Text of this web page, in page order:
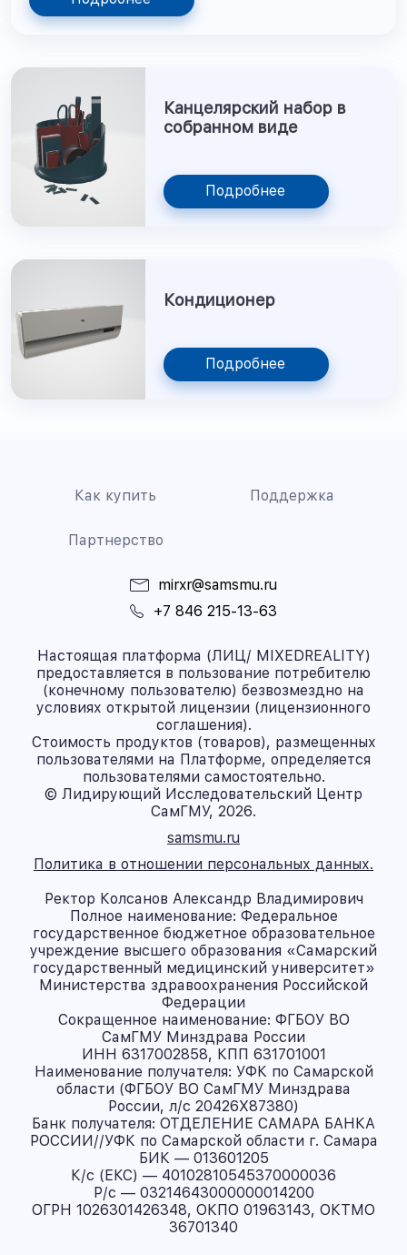
Канцелярский набор в
собранном виде
Подробнее
Кондиционер
Подробнее
Как купить Поддержка
Партнерство
mirxr@samsmu.ru
+7 846 215-13-63
Настоящая платформа (ЛИЦ/ MIXEDREALITY)
предоставляется в пользование потребителю
(конечному пользователю) безвозмездно на
условиях открытой лицензии (лицензионного
соглашения).
Стоимость продуктов (товаров), размещенных
пользователями на Платформе, определяется
пользователями самостоятельно.
© Лидирующий Исследовательский Центр
СамГМУ, 2026.
samsmu.ru
Политика в отношении персональных данных.
Ректор Колсанов Александр Владимирович
Полное наименование: Федеральное
государственное бюджетное образовательное
учреждение высшего образования «Самарский
государственный медицинский университет»
Министерства здравоохранения Российской
Федерации
Сокращенное наименование: ФГБОУ ВО
СамГМУ Минздрава России
ИНН 6317002858, КПП 631701001
Наименование получателя: УФК по Самарской
области (ФГБОУ ВО СамГМУ Минздрава
России, л/с 20426X87380)
Банк получателя: ОТДЕЛЕНИЕ САМАРА БАНКА
РОССИИ//УФК по Самарской области г. Самара
БИК — 013601205
К/с (ЕКС) — 40102810545370000036
Р/с — 03214643000000014200
ОГРН 1026301426348, ОКПО 01963143, ОКТМО
36701340